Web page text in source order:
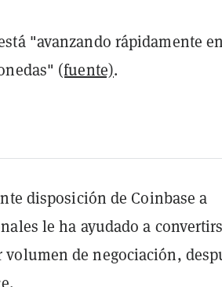
"avanzando rápidamente
(fuente).
disposición de Coinbase a
le ha ayudado a
de negociación,